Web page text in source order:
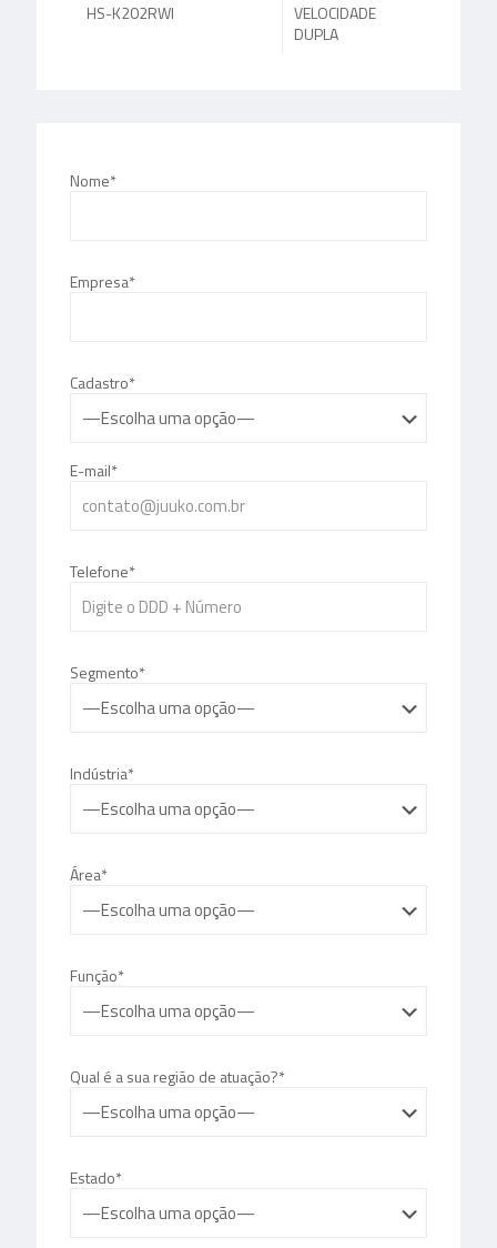
HS-K202RWI
VELOCIDADE
DUPLA
Nome*
Empresa*
Cadastro*
E-mail*
Telefone*
Segmento*
Indústria*
Área*
Função*
Qual é a sua região de atuação?*
Estado*